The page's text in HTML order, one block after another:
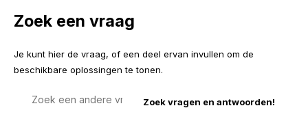
Zoek een vraag
Je kunt hier de vraag, of een deel ervan invullen om de
beschikbare oplossingen te tonen.